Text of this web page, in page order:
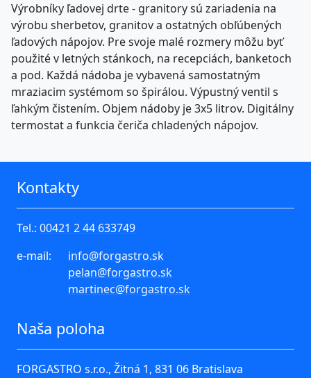
Výrobníky ľadovej drte - granitory sú zariadenia na
výrobu sherbetov, granitov a ostatných obľúbených
ľadových nápojov. Pre svoje malé rozmery môžu byť
použité v letných stánkoch, na recepciách, banketoch
a pod. Každá nádoba je vybavená samostatným
mraziacim systémom so špirálou. Výpustný ventil s
ľahkým čistením. Objem nádoby je 3x5 litrov. Digitálny
termostat a funkcia čeriča chladených nápojov.
Kontakty
Tel.: 00421 2 44 633749
e-mail:
info@forgastro.sk
pelan@forgastro.sk
martinec@forgastro.sk
Naša poloha
FORGASTRO s.r.o., Žitná 1, 831 06 Bratislava